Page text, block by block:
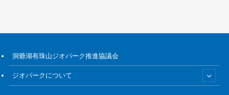
洞爺湖有珠山ジオパーク推進協議会
ジオパークについて